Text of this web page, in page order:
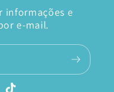
informações e
e-mail.